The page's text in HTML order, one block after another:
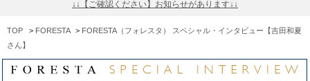
↓↓【ご確認ください】お知らせがあります↓↓
TOP > FORESTA > FORESTA（フォレスタ） スペシャル・インタビュー【吉田和夏
さん】